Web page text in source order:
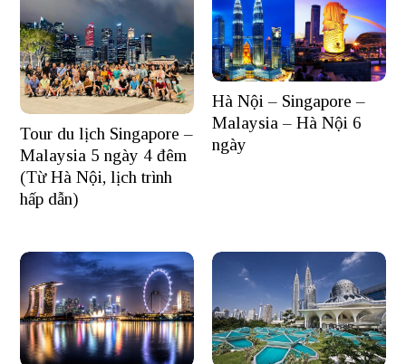
Tour du lịch Singapore –
Malaysia 5 ngày 4 đêm
(Từ Hà Nội, lịch trình
hấp dẫn)
Hà Nội – Singapore –
Malaysia – Hà Nội 6
ngày